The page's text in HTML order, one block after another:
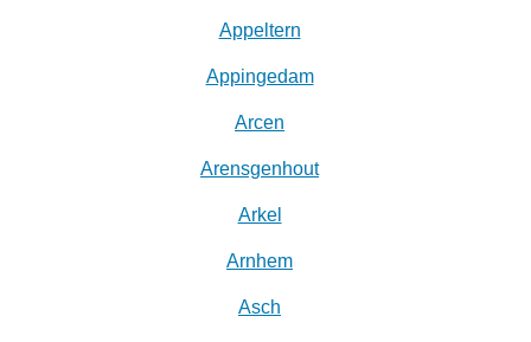
Appeltern
Appingedam
Arcen
Arensgenhout
Arkel
Arnhem
Asch